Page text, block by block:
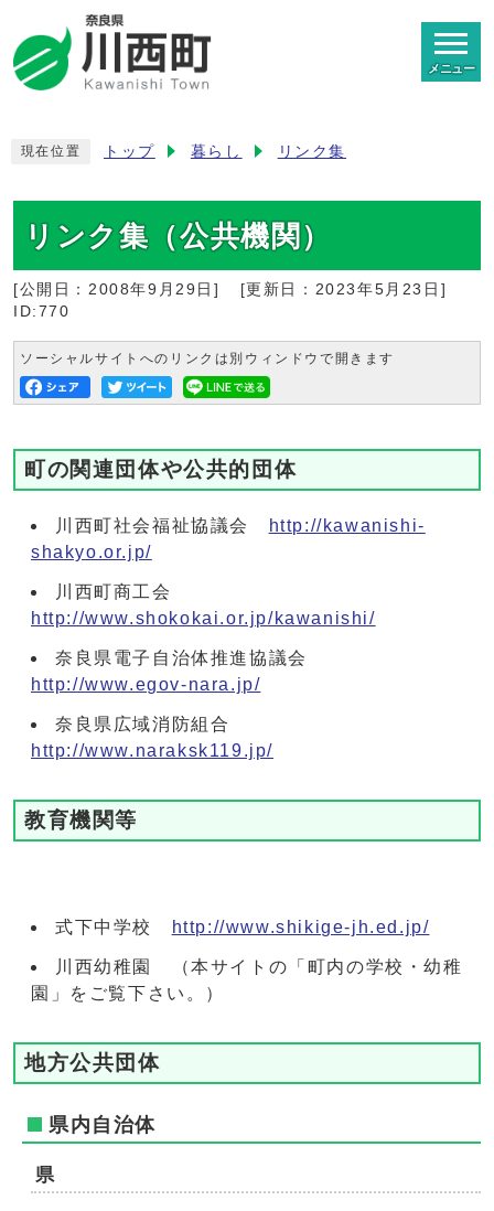
メニュー
現在位置 トップ 暮らし リンク集
リンク集（公共機関）
[公開日： 2008年9月29日 ] [更新日： 2023年5月23日 ]
ID:770
ソーシャルサイトへのリンクは別ウィンドウで開きます
町の関連団体や公共的団体
川西町社会福祉協議会
http://kawanishi-
shakyo.or.jp/
川西町商工会
http://www.shokokai.or.jp/kawanishi/
奈良県電子自治体推進協議会
http://www.egov-nara.jp/
奈良県広域消防組合
http://www.naraksk119.jp/
教育機関等
式下中学校 http://www.shikige-jh.ed.jp/
川西幼稚園 （本サイトの「町内の学校・幼稚
園」をご覧下さい。）
地方公共団体
県内自治体
県